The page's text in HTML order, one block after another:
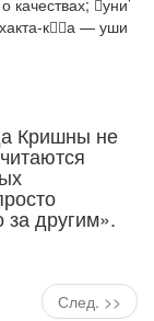
уни’
ка — уши
Кришны не
за другим».
След. >>